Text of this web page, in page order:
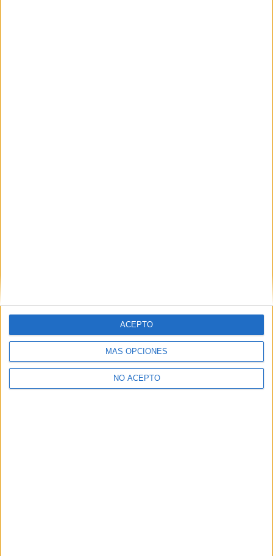
MÁS OPCIONES
NO ACEPTO
ACEPTO
Y como regalo de agradecimiento, por registrarte te daremos
gratis una copia de nuestro ebook con 100 consejos para tu
primer año de universidad